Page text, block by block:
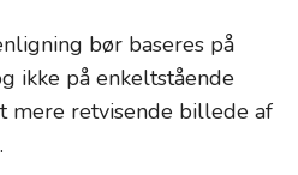
bør baseres på
ikke på enkeltstående
mere retvisende billede af